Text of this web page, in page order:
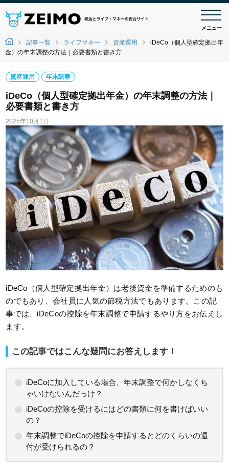
メニュー
記事一覧 ライフマネー 資産運用
iDeCo（個人型確定拠出年
金）の年末調整の方法｜必要書類と書き方
資産運用 年末調整
iDeCo（個人型確定拠出年金）の年末調整の方法｜
必要書類と書き方
2025年10月1日
iDeCo（個人型確定拠出年金）は老後資金を準備するためのも
のでもあり、会社員に人気の節税方法でもあります。この記
事では、iDeCoの控除を年末調整で申請するやり方をお伝えし
ます。
この記事ではこんな疑問にお答えします！
iDeCoに加入している場合、年末調整で何かしなくち
ゃいけないんだっけ？
iDeCoの控除を受けるにはどの書類に何を書けばいい
の？
年末調整でiDeCoの控除を申請するとどのくらいの還
付が受けられるの？